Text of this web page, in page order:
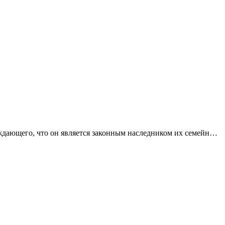
что он является законным наследником их семейного
разрушить его жизнь. Это история о сомнении, мести и